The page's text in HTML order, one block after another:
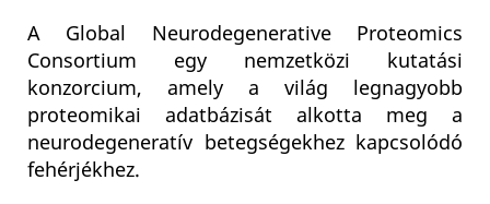
A Global Neurodegenerative Proteomics
Consortium egy nemzetközi kutatási
konzorcium, amely a világ legnagyobb
proteomikai adatbázisát alkotta meg a
neurodegeneratív betegségekhez kapcsolódó
fehérjékhez.